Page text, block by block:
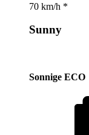
70 km/h *
Sunny
Sonnige ECO